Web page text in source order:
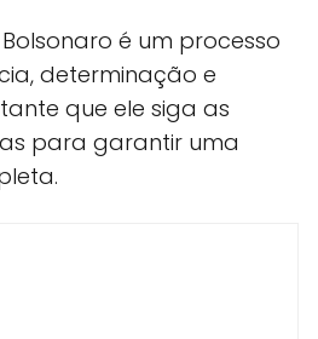
é um processo
determinação e
que ele siga as
para garantir uma